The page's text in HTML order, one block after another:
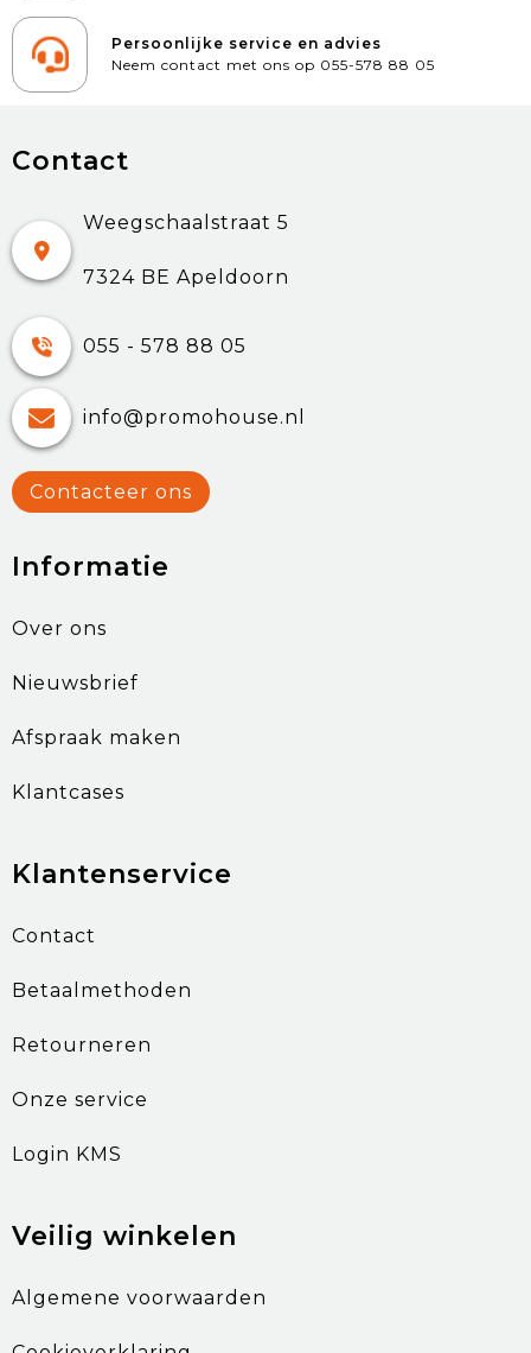
Persoonlijke service en advies
Neem contact met ons op 055-578 88 05
Contact
Weegschaalstraat 5
7324 BE Apeldoorn
055 - 578 88 05
info@promohouse.nl
Contacteer ons
Informatie
Over ons
Nieuwsbrief
Afspraak maken
Klantcases
Klantenservice
Contact
Betaalmethoden
Retourneren
Onze service
Login KMS
Veilig winkelen
Algemene voorwaarden